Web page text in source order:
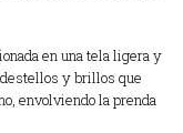
en una tela ligera y
y brillos que
envolviendo la prenda